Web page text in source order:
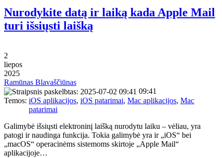
Nurodykite datą ir laiką kada Apple Mail
turi išsiųsti laišką
2
liepos
2025
Ramūnas Blavaščiūnas
09:41
Temos: iOS aplikacijos, iOS patarimai, Mac aplikacijos, Mac
patarimai
Galimybė išsiųsti elektroninį laišką nurodytu laiku – vėliau, yra
patogi ir naudinga funkcija. Tokia galimybė yra ir „iOS“ bei
„macOS“ operacinėms sistemoms skirtoje „Apple Mail“
aplikacijoje…